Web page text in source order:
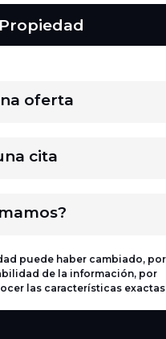
oferta
cita
puede haber cambiado, por
de la información, por
las características